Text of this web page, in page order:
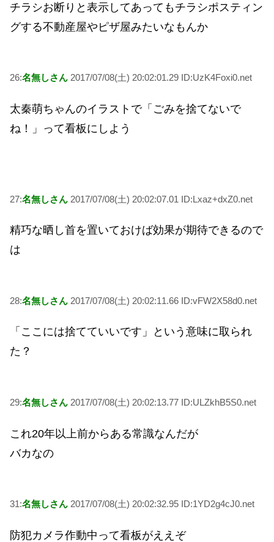
チラシお断りと表示してあってもチラシポスティン
グする不動産屋やピザ屋みたいなもんか
26:名無しさん 2017/07/08(土) 20:02:01.29 ID:UzK4Foxi0.net
太秦萌ちゃんのイラストで「ごみを捨てないで
ね！」って看板にしよう
27:名無しさん 2017/07/08(土) 20:02:07.01 ID:Lxaz+dxZ0.net
精巧な晒し首を置いておけば効果が期待できるので
は
28:名無しさん 2017/07/08(土) 20:02:11.66 ID:vFW2X58d0.net
「ここには捨てていいです」という意味に取られ
た？
29:名無しさん 2017/07/08(土) 20:02:13.77 ID:ULZkhB5S0.net
これ20年以上前からある常識なんだが
バカなの
31:名無しさん 2017/07/08(土) 20:02:32.95 ID:1YD2g4cJ0.net
防犯カメラ作動中って看板がええぞ